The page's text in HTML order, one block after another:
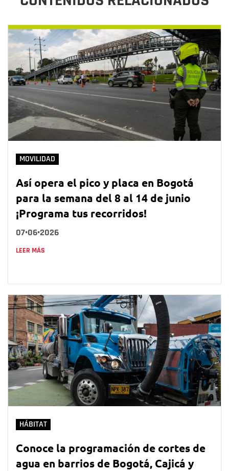
MOVILIDAD
Así opera el pico y placa en Bogotá
para la semana del 8 al 14 de junio
¡Programa tus recorridos!
07•06•2026
LEER MÁS
HÁBITAT
Conoce la programación de cortes de
agua en barrios de Bogotá, Cajicá y